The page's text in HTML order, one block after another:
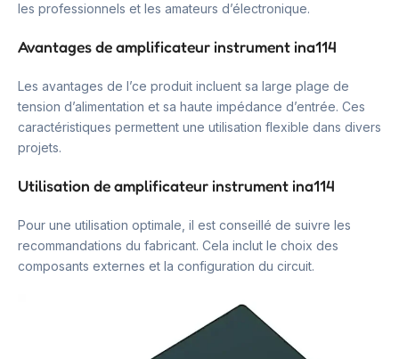
les professionnels et les amateurs d’électronique.
Avantages de amplificateur instrument ina114
Les avantages de l’ce produit incluent sa large plage de
tension d’alimentation et sa haute impédance d’entrée. Ces
caractéristiques permettent une utilisation flexible dans divers
projets.
Utilisation de amplificateur instrument ina114
Pour une utilisation optimale, il est conseillé de suivre les
recommandations du fabricant. Cela inclut le choix des
composants externes et la configuration du circuit.